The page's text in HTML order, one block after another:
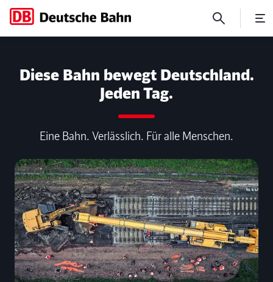
Diese Bahn bewegt Deutschland.
Jeden Tag.
Eine Bahn. Verlässlich. Für alle Menschen.